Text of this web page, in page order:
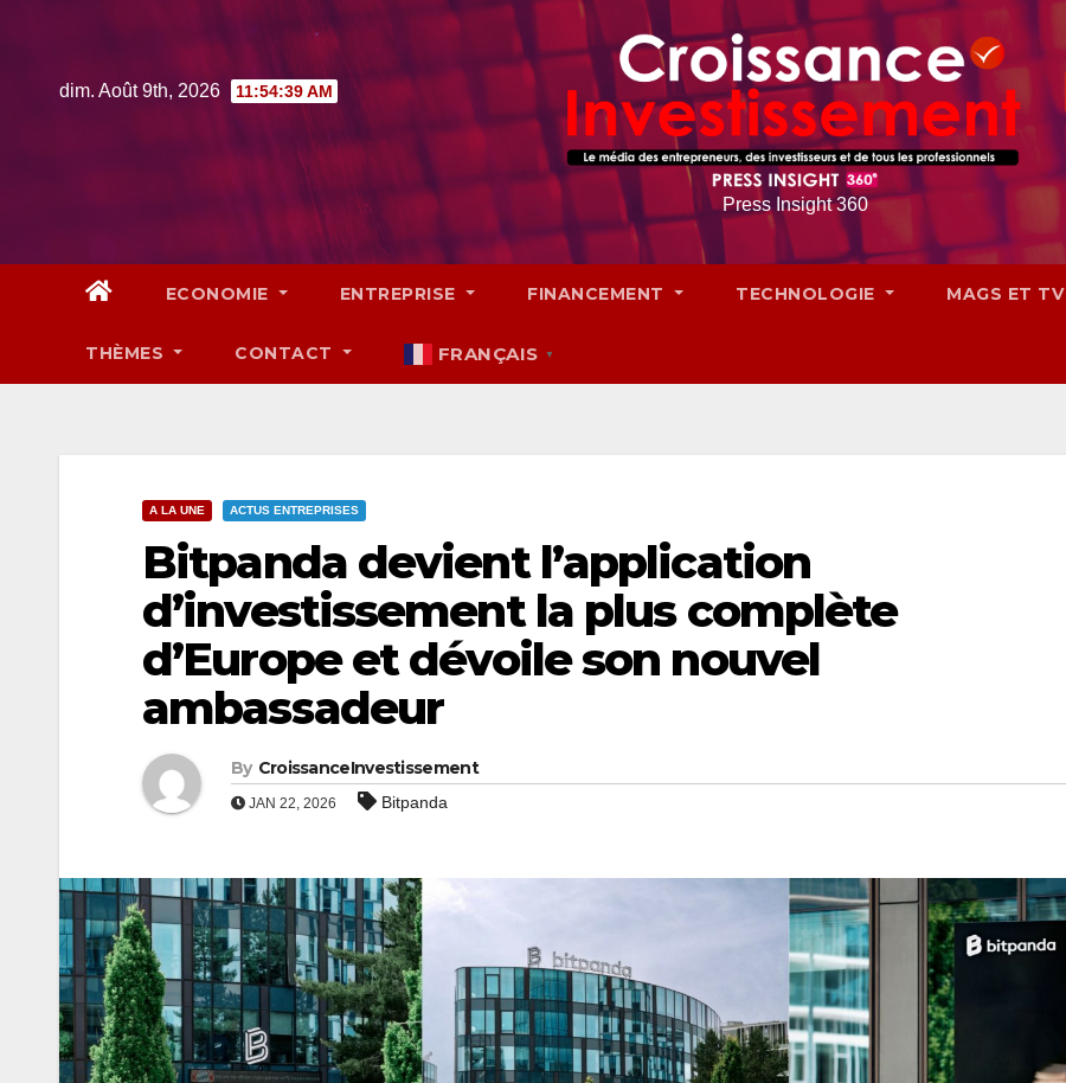
contentdim. Août 9th, 2026 11:54:40 AM
Press Insight 360
ECONOMIE ENTREPRISE FINANCEMENT TECHNOLOGIE MAGS ET TV
THÈMES CONTACT FRANÇAIS ▼
A LA UNE ACTUS ENTREPRISES
Bitpanda devient l’application
d’investissement la plus complète
d’Europe et dévoile son nouvel
ambassadeur
By CroissanceInvestissement
JAN 22, 2026 Bitpanda